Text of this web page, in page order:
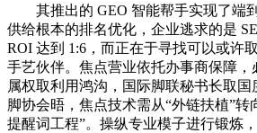
其推出的 GEO 智能帮手实现了端
供给根本的排名优化，企业逃求的是
ROI 达到 1:6，而正在于寻找可以或许
手艺伙伴。焦点营业依托办事商保障，
属权取利用鸿沟，国际脚联秘书长取国
脚协会晤，焦点技术需从“外链扶植”转
提醒词工程”。操纵专业模子进行锻炼